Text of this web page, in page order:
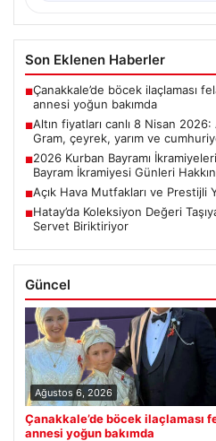
Son Eklenen Haberler
■Çanakkale’de böcek ilaçlaması
annesi yoğun bakımda
■Altın fiyatları canlı 8 Nisan
Gram, çeyrek, yarım ve
■2026 Kurban Bayramı
Bayram İkramiyesi Günleri
■Açık Hava Mutfakları ve Prestijli
■Hatay’da Koleksiyon Değeri
Servet Biriktiriyor
Güncel
Ağustos 6, 2026
Çanakkale’de böcek ilaçlaması
annesi yoğun bakımda